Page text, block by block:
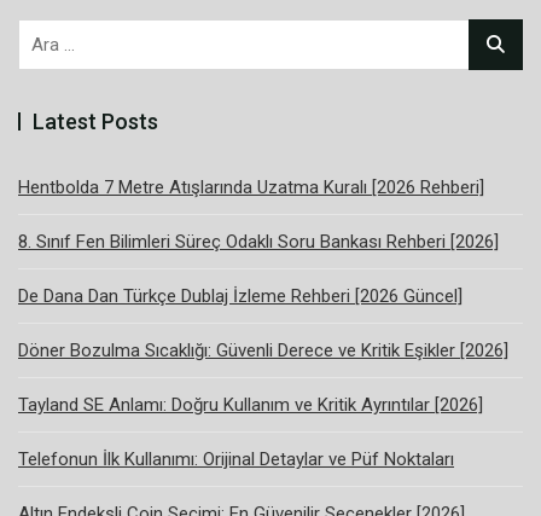
Arama:
Latest Posts
Hentbolda 7 Metre Atışlarında Uzatma Kuralı [2026 Rehberi]
8. Sınıf Fen Bilimleri Süreç Odaklı Soru Bankası Rehberi [2026]
De Dana Dan Türkçe Dublaj İzleme Rehberi [2026 Güncel]
Döner Bozulma Sıcaklığı: Güvenli Derece ve Kritik Eşikler [2026]
Tayland SE Anlamı: Doğru Kullanım ve Kritik Ayrıntılar [2026]
Telefonun İlk Kullanımı: Orijinal Detaylar ve Püf Noktaları